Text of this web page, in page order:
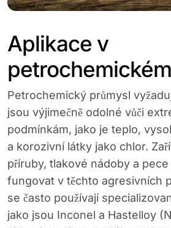
Aplikace v
Petrochemický průmysl
jsou výjimečně odolné vůči
podmínkám, jako je teplo,
a korozivní látky jako chlor.
příruby, tlakové nádoby a
fungovat v těchto agresivních
se často používají
jako jsou Inconel a Hastelloy